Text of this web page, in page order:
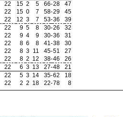
22 15 2 5 66-28
47
22 15 0 7 58-29
45
22 12 3 7 53-36
39
22 9 5 8 30-26
32
22 9 4 9 30-36
31
22 8 6 8 41-38
30
22 8 3 11 45-51
27
22 8 2 12 38-46
26
22 6 3 13 27-48
21
22 5 3 14 35-62
18
22 2 2 18 22-78 8